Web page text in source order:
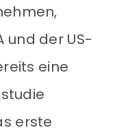
und der US-
eine
erste